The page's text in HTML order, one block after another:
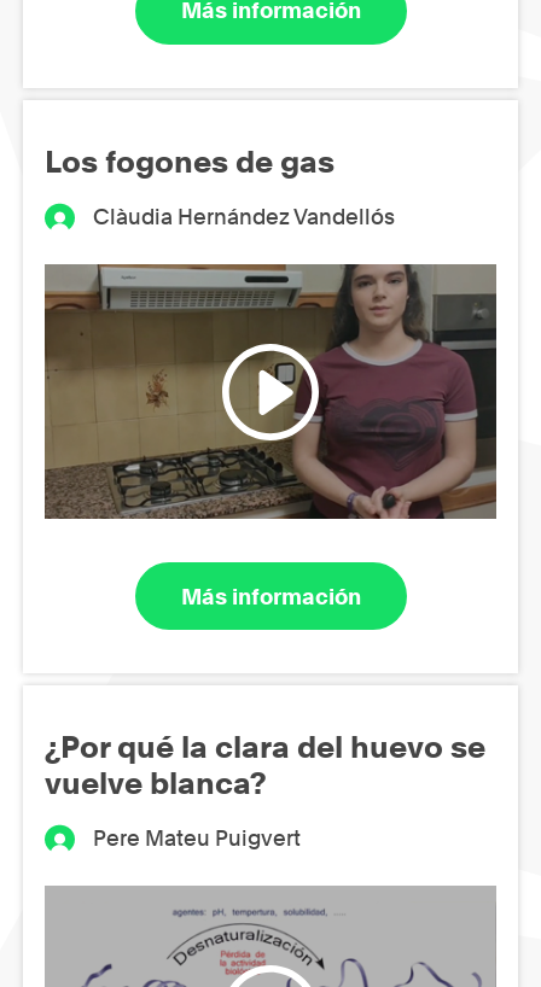
Más información
Los fogones de gas
Clàudia Hernández Vandellós
Más información
¿Por qué la clara del huevo se
vuelve blanca?
Pere Mateu Puigvert